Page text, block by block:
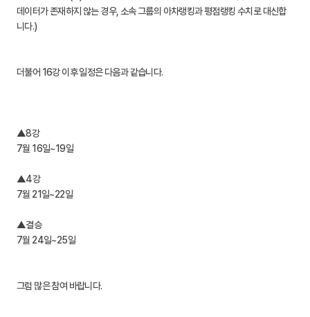
데이터가 존재하지 않는 경우, 소속 그룹의 아차랭킹과 평점랭킹 수치로 대신합
니다.)
더불어 16강 이후 일정은 다음과 같습니다.
▲8강
7월 16일~19일
▲4강
7월 21일~22일
▲결승
7월 24일~25일
그럼 많은 참여 바랍니다.